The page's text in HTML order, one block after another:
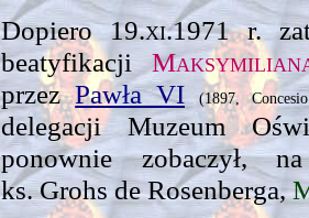
Dopiero19.xi.1971r.
beatyfikacji
przezPawła VI (1897,
delegacji Muzeum
ponownie zobaczył,
ks. Grohs de Rosenberga,